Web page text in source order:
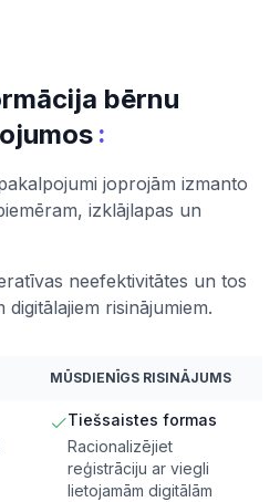
bērnu
:
joprojām izmanto
izklājlapas un
neefektivitātes un tos
risinājumiem.
MŪSDIENĪGS RISINĀJUMS
Tiešsaistes formas
Racionalizējiet
reģistrāciju ar viegli
lietojamām digitālām